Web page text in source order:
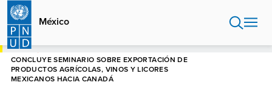
Pasar
contenido
principal
México
HOME
CONCLUYE SEMINARIO SOBRE EXPORTACIÓN DE
PRODUCTOS AGRÍCOLAS, VINOS Y LICORES
MEXICANOS HACIA CANADÁ